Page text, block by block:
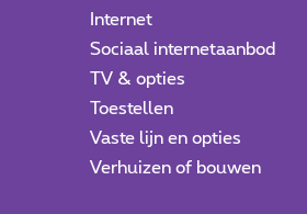
Internet
Sociaal internetaanbod
TV & opties
Toestellen
Vaste lijn en opties
Verhuizen of bouwen